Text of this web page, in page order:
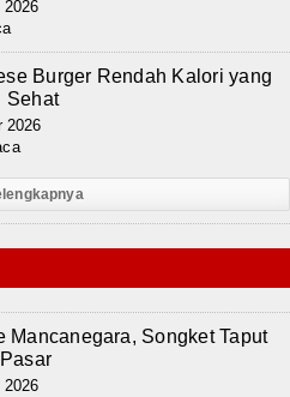
Burger Rendah Kalori yang
Sehat
2026
Mancanegara, Songket Taput